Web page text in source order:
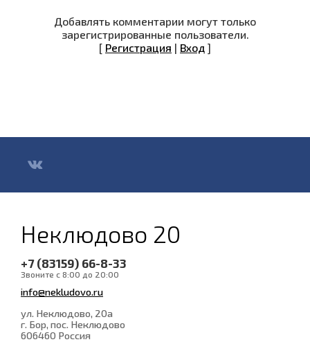
Добавлять комментарии могут только
зарегистрированные пользователи.
[ Регистрация | Вход ]
Неклюдово 20
+7 (83159) 66-8-33
Звоните с 8:00 до 20:00
info@nekludovo.ru
ул. Неклюдово, 20а
г. Бор, пос. Неклюдово
606460 Россия